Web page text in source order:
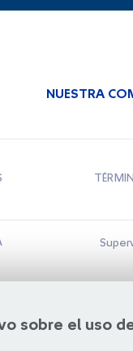
sobre el uso
NUESTRA